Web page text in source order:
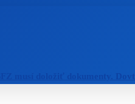
SFZ musí doložiť dokumenty.